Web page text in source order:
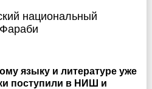
национальный
языку и литературе уже
поступили в НИШ и